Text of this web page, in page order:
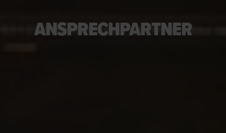
ANSPRECHPARTNER